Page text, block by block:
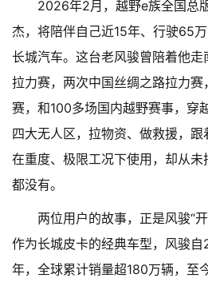
2026年2月，越野e族全国总
杰，将陪伴自己近15年、行驶65
长城汽车。这台老风骏曾陪着他
拉力赛，两次中国丝绸之路拉力
赛，和100多场国内越野赛事，穿
四大无人区，拉物资、做救援，
在重度、极限工况下使用，却从
都没有。
两位用户的故事，正是风骏“
作为长城皮卡的经典车型，风骏
年，全球累计销量超180万辆，至